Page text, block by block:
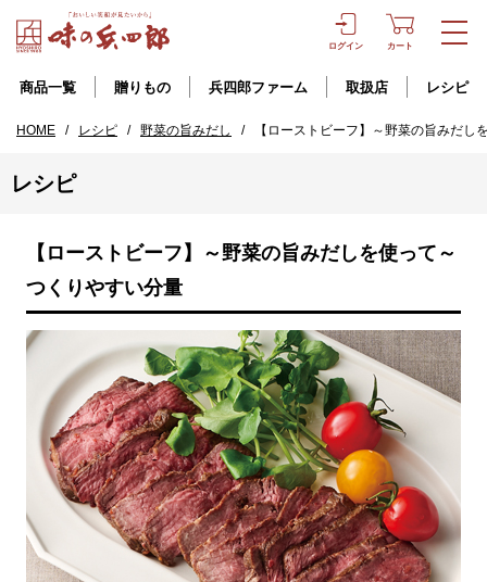
ログイン カート
商品一覧 贈りもの 兵四郎ファーム 取扱店 レシピ
HOME / レシピ / 野菜の旨みだし / 【ローストビーフ】～野菜の旨みだし
レシピ
【ローストビーフ】～野菜の旨みだしを使って～
つくりやすい分量